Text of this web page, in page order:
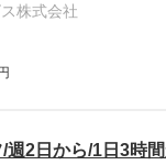
株式会社
週2日から/1日3時